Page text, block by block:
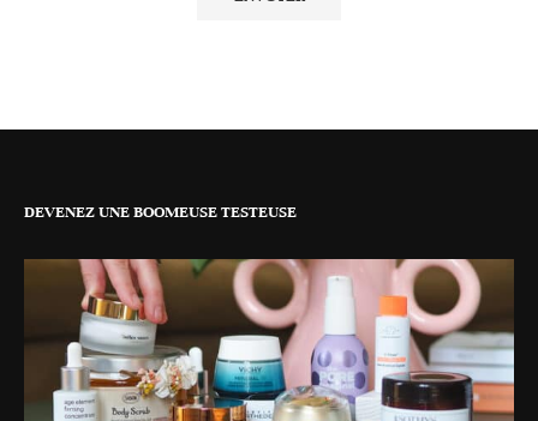
DEVENEZ UNE BOOMEUSE TESTEUSE